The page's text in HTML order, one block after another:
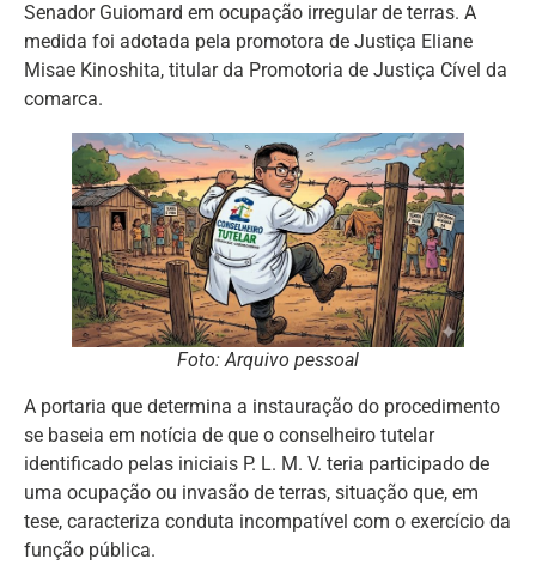
Senador Guiomard em ocupação irregular de terras. A
medida foi adotada pela promotora de Justiça Eliane
Misae Kinoshita, titular da Promotoria de Justiça Cível da
comarca.
Foto: Arquivo pessoal
A portaria que determina a instauração do procedimento
se baseia em notícia de que o conselheiro tutelar
identificado pelas iniciais P. L. M. V. teria participado de
uma ocupação ou invasão de terras, situação que, em
tese, caracteriza conduta incompatível com o exercício da
função pública.